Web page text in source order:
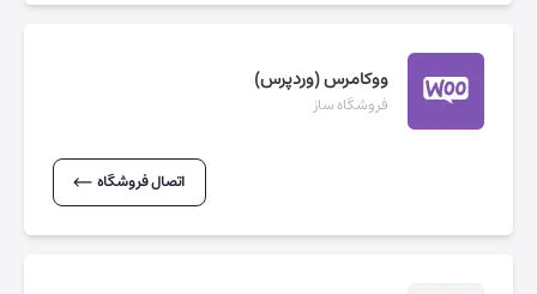
ووکامرس (وردپرس)
فروشگاه ساز
اتصال فروشگاه